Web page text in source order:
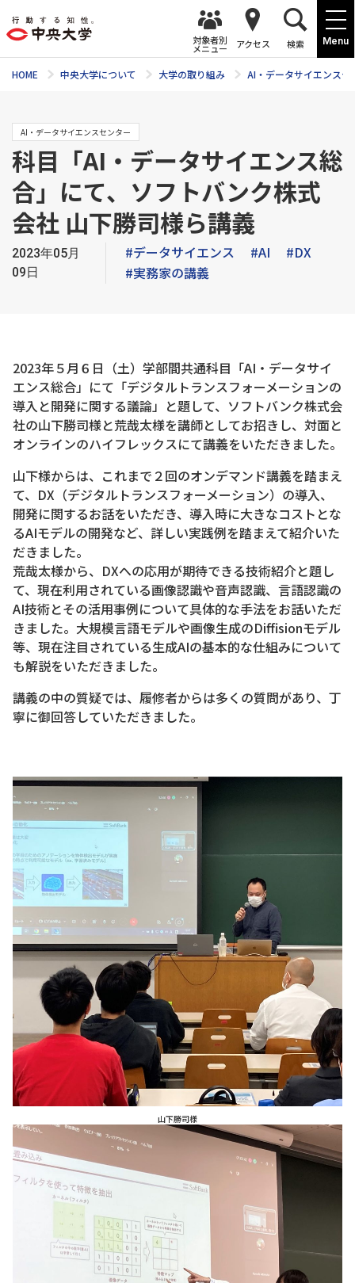
Menu
対象者別
メニュー アクセス 検索
HOME 中央大学について 大学の取り組み AI・データサイエンスセ
AI・データサイエンスセンター
科目「AI・データサイエンス総
合」にて、ソフトバンク株式
会社 山下勝司様ら講義
2023年05月
09日
#データサイエンス #AI
#DX
#実務家の講義
2023年５月６日（土）学部間共通科目「AI・データサイ
エンス総合」にて「デジタルトランスフォーメーションの
導入と開発に関する議論」と題して、ソフトバンク株式会
社の山下勝司様と荒哉太様を講師としてお招きし、対面と
オンラインのハイフレックスにて講義をいただきました。
山下様からは、これまで２回のオンデマンド講義を踏まえ
て、DX（デジタルトランスフォーメーション）の導入、
開発に関するお話をいただき、導入時に大きなコストとな
るAIモデルの開発など、詳しい実践例を踏まえて紹介いた
だきました。
荒哉太様から、DXへの応用が期待できる技術紹介と題し
て、現在利用されている画像認識や音声認識、言語認識の
AI技術とその活用事例について具体的な手法をお話いただ
きました。大規模言語モデルや画像生成のDiffisionモデル
等、現在注目されている生成AIの基本的な仕組みについて
も解説をいただきました。
講義の中の質疑では、履修者からは多くの質問があり、丁
寧に御回答していただきました。
山下勝司様